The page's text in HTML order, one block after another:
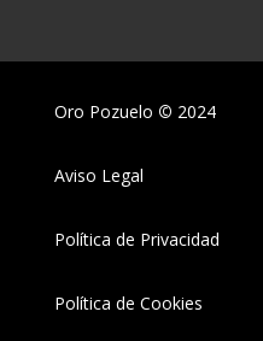
Oro Pozuelo © 2024
Aviso Legal
Política de Privacidad
Política de Cookies